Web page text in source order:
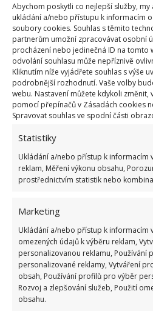
Abychom poskytli co nejlepší služby,
ukládání a/nebo přístupu k informacím
soubory cookies. Souhlas s těmito
partnerům umožní zpracovávat osobní
procházení nebo jedinečná ID na tomto
odvolání souhlasu může nepříznivě
Kliknutím níže vyjádřete souhlas s výše
podrobnější rozhodnutí. Vaše volby
webu. Nastavení můžete kdykoli změnit,
pomocí přepínačů v Zásadách cookies
Spravovat souhlas ve spodní části
Statistiky
Ukládání a/nebo přístup k informacím
reklam, Měření výkonu obsahu,
prostřednictvím statistik nebo
Marketing
Ukládání a/nebo přístup k informacím
omezených údajů k výběru reklam,
personalizovanou reklamu, Používání
personalizované reklamy, Vytváření
obsah, Používání profilů pro výběr
Rozvoj a zlepšování služeb, Použití
obsahu.
Krátké a
závěsy